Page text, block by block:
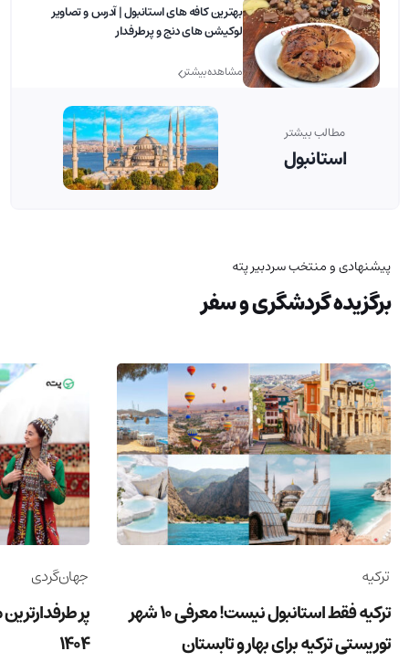
بهترین کافه های استانبول | آدرس و تصاویر
لوکیشن های دنج و پرطرفدار
مشاهده بیشتر
مطالب بیشتر
استانبول
پیشنهادی و منتخب سردبیر پته
برگزیده گردشگری و سفر
ترکیه
ترکیه فقط استانبول نیست! معرفی 10 شهر
توریستی ترکیه برای بهار و تابستان
جهان‌گردی
پر
1404